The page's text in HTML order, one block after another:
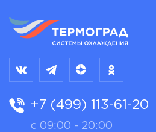
+7 (499) 113-61-20
с 09:00 - 20:00